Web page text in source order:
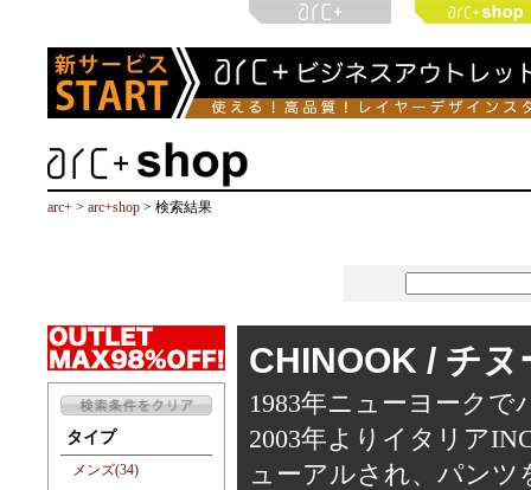
arc+ > arc+shop > 検索結果
タイプ
メンズ(34)
CHINOOK / チヌ
1983年ニューヨーク
2003年よりイタリア
ューアルされ、パン